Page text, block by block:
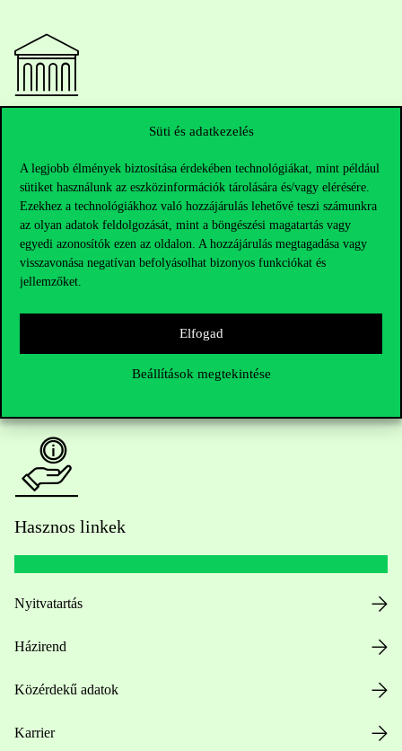
Süti és adatkezelés
A legjobb élmények biztosítása érdekében technológiákat, mint például
sütiket használunk az eszközinformációk tárolására és/vagy elérésére.
Ezekhez a technológiákhoz való hozzájárulás lehetővé teszi számunkra
az olyan adatok feldolgozását, mint a böngészési magatartás vagy
egyedi azonosítók ezen az oldalon. A hozzájárulás megtagadása vagy
visszavonása negatívan befolyásolhat bizonyos funkciókat és
jellemzőket.
Elfogad
Beállítások megtekintése
Telefonszám:+36 1 482 5000
Kérdésed van a felvételivel kapcsolatban?
Oktatói elérhetőségek
HUB jelenlegi hallgatóinknak
press@uni-corvinus.hu
Hasznos linkek
Nyitvatartás
Házirend
Közérdekű adatok
Karrier